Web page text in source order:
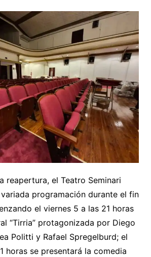
reapertura, el Teatro Seminari
programación durante el fin
el viernes 5 a las 21 horas
“Tirria” protagonizada por Diego
Politti y Rafael Spregelburd; el
horas se presentará la comedia